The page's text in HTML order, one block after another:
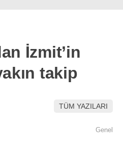
İzmit’in
takip
TÜM YAZILARI
Genel